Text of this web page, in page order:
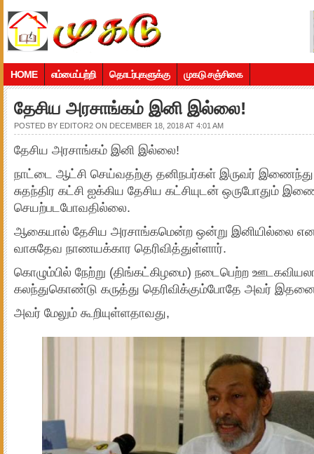
HOME எம்மைப்பற்றி தொடர்புகளுக்கு முகடு சஞ்சிகை
தேசிய அரசாங்கம் இனி இல்லை!
POSTED BY EDITOR2 ON DECEMBER 18, 2018 AT 4:01 AM
தேசிய அரசாங்கம் இனி இல்லை!
நாட்டை ஆட்சி செய்வதற்கு தனிநபர்கள் இருவர்
சுதந்திர கட்சி ஐக்கிய தேசிய கட்சியுடன் ஒருபோதும்
செயற்படபோவதில்லை.
ஆகையால் தேசிய அரசாங்கமென்ற ஒன்று இனியில்லை என
வாசுதேவ நாணயக்கார தெரிவித்துள்ளார்.
கொழும்பில் நேற்று (திங்கட்கிழமை) நடைபெற்ற
கலந்துகொண்டு கருத்து தெரிவிக்கும்போதே அவர் இதனை
அவர் மேலும் கூறியுள்ளதாவது,